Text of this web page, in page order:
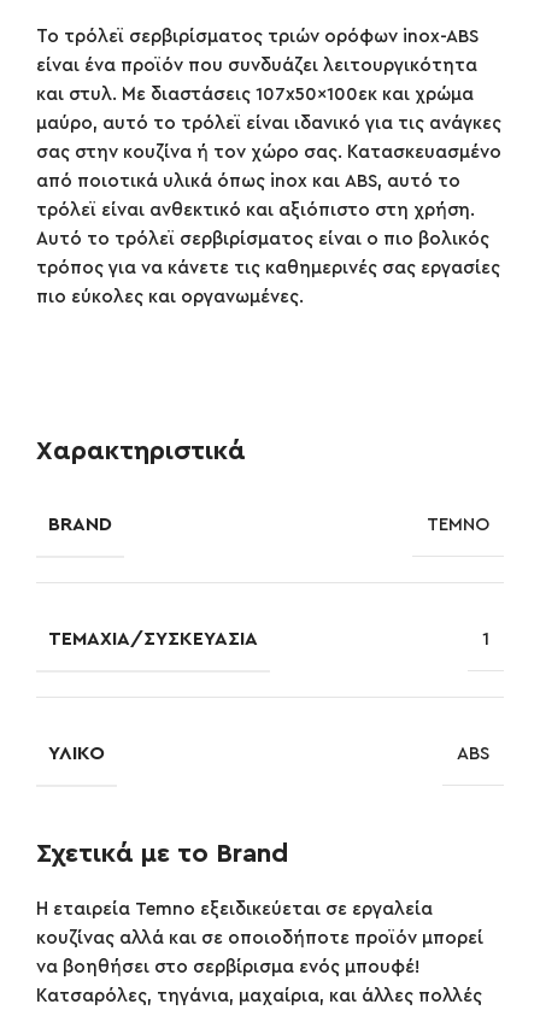
Το τρόλεϊ σερβιρίσματος τριών ορόφων inox-ABS
είναι ένα προϊόν που συνδυάζει λειτουργικότητα
και στυλ. Με διαστάσεις 107x50x100εκ και χρώμα
μαύρο, αυτό το τρόλεϊ είναι ιδανικό για τις ανάγκες
σας στην κουζίνα ή τον χώρο σας. Κατασκευασμένο
από ποιοτικά υλικά όπως inox και ABS, αυτό το
τρόλεϊ είναι ανθεκτικό και αξιόπιστο στη χρήση.
Αυτό το τρόλεϊ σερβιρίσματος είναι ο πιο βολικός
τρόπος για να κάνετε τις καθημερινές σας εργασίες
πιο εύκολες και οργανωμένες.
Χαρακτηριστικά
BRAND TEMNO
ΤΕΜΆΧΙΑ/ΣΥΣΚΕΥΑΣΊΑ 1
ΥΛΙΚΌ ABS
Σχετικά με το Brand
Η εταιρεία Temno εξειδικεύεται σε εργαλεία
κουζίνας αλλά και σε οποιοδήποτε προϊόν μπορεί
να βοηθήσει στο σερβίρισμα ενός μπουφέ!
Κατσαρόλες, τηγάνια, μαχαίρια, και άλλες πολλές